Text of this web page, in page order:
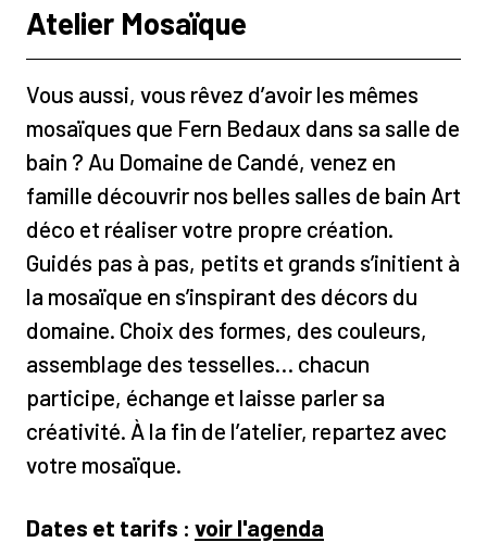
Atelier Mosaïque
Vous aussi, vous rêvez d’avoir les mêmes
mosaïques que Fern Bedaux dans sa salle de
bain ? Au Domaine de Candé, venez en
famille découvrir nos belles salles de bain Art
déco et réaliser votre propre création.
Guidés pas à pas, petits et grands s’initient à
la mosaïque en s’inspirant des décors du
domaine. Choix des formes, des couleurs,
assemblage des tesselles… chacun
participe, échange et laisse parler sa
créativité. À la fin de l’atelier, repartez avec
votre mosaïque.
Dates et tarifs : voir l'agenda